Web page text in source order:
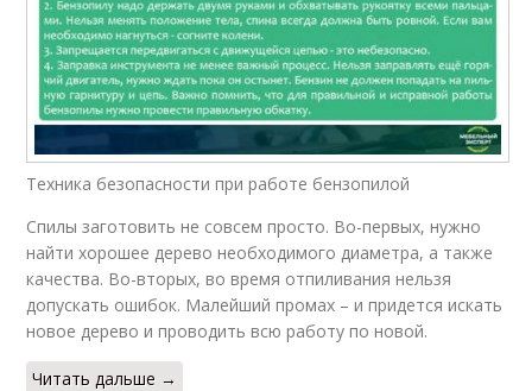
Техника безопасности при работе бензопилой
Спилы заготовить не совсем просто. Во-первых, нужно
найти хорошее дерево необходимого диаметра, а также
качества. Во-вторых, во время отпиливания нельзя
допускать ошибок. Малейший промах – и придется искать
новое дерево и проводить всю работу по новой.
Читать дальше →